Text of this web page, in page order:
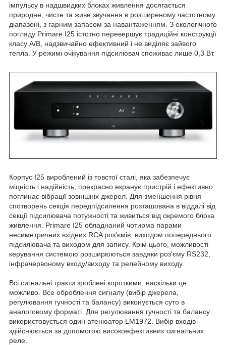
імпульсу в надшвидких блоках живлення досягається
природне, чисте та живе звучання в розширеному частотному
діапазоні, з гарним запасом за навантаженням. З екологічного
погляду Primare I25 істотно перевершує традиційні конструкції
класу А/В, надзвичайно ефективний і не виділяє зайвого
тепла. У режимі очікування підсилювач споживає лише 0,3 Вт.
Корпус I25 вироблений із товстої сталі, яка забезпечує
міцність і надійність, прекрасно екранує пристрій і ефективно
поглинає вібрації зовнішніх джерел. Для зменшення рівня
спотворень секція передпідсилення розташована в віддалі від
секції підсилювача потужності та живиться від окремого блока
живлення. Primare I25 обладнаний чотирма парами
несиметричних вхідних RCA роз'ємів, виходом попереднього
підсилювача та виходом для запису. Крім цього, можливості
керування системою розширюються завдяки роз'єму RS232,
інфрачервоному входу/виходу та релейному виходу.
Всі сигнальні тракти зроблені короткими, наскільки це
можливо. Все оброблення сигналу (вибір джерела,
регулювання гучності та балансу) виконується суто в
аналоговому форматі. Для регулювання гучності та балансу
використовується один атенюатор LM1972. Вибір входів
здійснюється за допомогою високоефективних сигнальних
реле.